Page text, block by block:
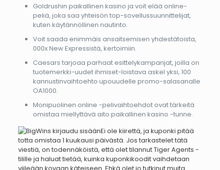
Goldrushin paikallinen kasino ja voit elää online-
peliä, joka saa yhteisön top-sovellussuunnittelijat,
kuten käytännöllinen nautinto.
Voit saada enimmäis ansaitsemisen yhdestätoista,
000x New Expressistä, kertoimiin.
Caesars tarjoaa parhaat esittelykampanjat, joilla on
tuotemerkki-uudet ihmiset-loistava askel yksi, 100
kannustinvaihtoehto upouudelle promo-salasanalle
OA1000.
Monipuolinen online -pelivaihtoehdot ovat tärkeitä
omistaa miellyttävä aito paikallinen kasino -tunne.
Ei ole kiirettä, ja kuponki pitää
totta omistaa 1 kuukausi päivästä. Jos tarkastelet tätä
viestiä, on todennäköistä, että olet tilannut Tiger Agents -
tilille ja haluat tietää, kuinka kuponkikoodit vaihdetaan